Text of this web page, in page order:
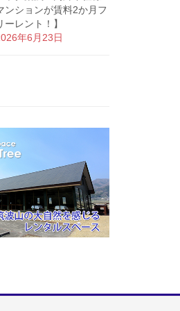
ンションが賃料2か月フ
ーレント！】
年6月23日